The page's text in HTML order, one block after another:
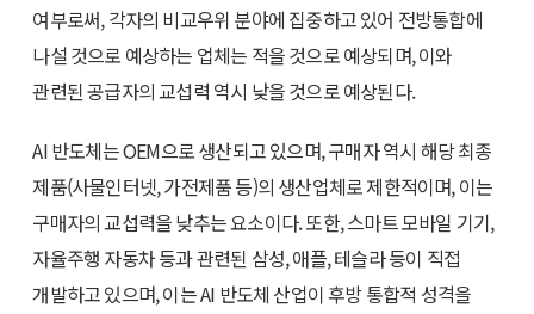
여부로써, 각자의 비교우위 분야에 집중하고 있어 전방통합에
나설 것으로 예상하는 업체는 적을 것으로 예상되며, 이와
관련된 공급자의 교섭력 역시 낮을 것으로 예상된다.
AI 반도체는 OEM으로 생산되고 있으며, 구매자 역시 해당 최종
제품(사물인터넷, 가전제품 등)의 생산업체로 제한적이며, 이는
구매자의 교섭력을 낮추는 요소이다. 또한, 스마트 모바일 기기,
자율주행 자동차 등과 관련된 삼성, 애플, 테슬라 등이 직접
개발하고 있으며, 이는 AI 반도체 산업이 후방 통합적 성격을